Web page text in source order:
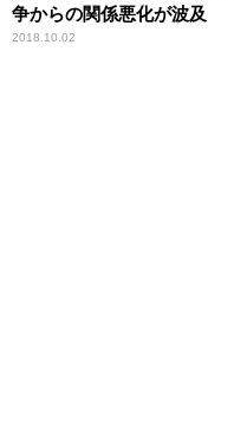
争からの関係悪化が波及
2018.10.02